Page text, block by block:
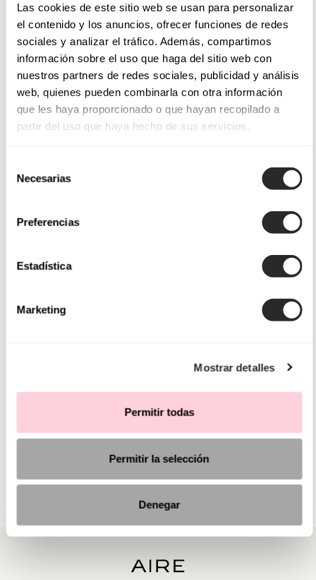
Las cookies de este sitio web se usan para personalizar
el contenido y los anuncios, ofrecer funciones de redes
sociales y analizar el tráfico. Además, compartimos
información sobre el uso que haga del sitio web con
nuestros partners de redes sociales, publicidad y análisis
web, quienes pueden combinarla con otra información
que les haya proporcionado o que hayan recopilado a
partir del uso que haya hecho de sus servicios.
Necesarias
Preferencias
Estadística
Marketing
Mostrar detalles
Permitir todas
Permitir la selección
Denegar